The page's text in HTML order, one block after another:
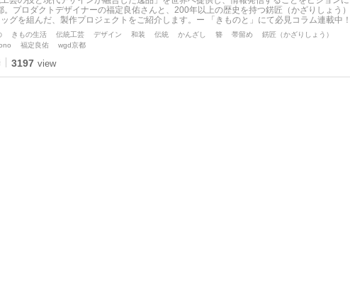
。プロダクトデザイナーの福定良佑さんと、200年以上の歴史を持つ錺匠（かざりしょう）
ッグを組んだ、製作プロジェクトをご紹介します。ー 「きものと」にて必見コラム連載中！
きもの生活 伝統工芸 デザイン 和装 伝統 かんざし 簪 帯留め
錺匠（かざりしょう）
福定良佑 wgd京都
3197 view